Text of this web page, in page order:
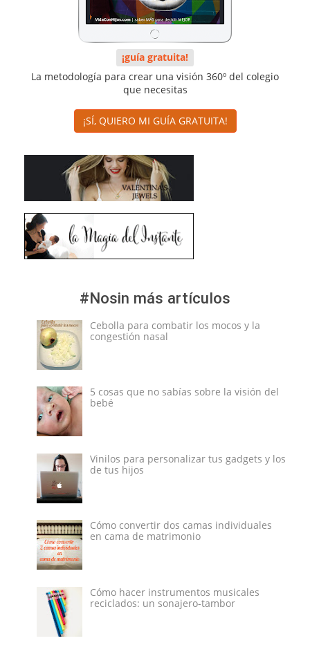
¡guía gratuita!
La metodología para crear una visión 360º del colegio
que necesitas
¡SÍ, QUIERO MI GUÍA GRATUITA!
#Nosin más artículos
Cebolla para combatir los mocos y la
congestión nasal
5 cosas que no sabías sobre la visión del
bebé
Vinilos para personalizar tus gadgets y los
de tus hijos
Cómo convertir dos camas individuales
en cama de matrimonio
Cómo hacer instrumentos musicales
reciclados: un sonajero-tambor